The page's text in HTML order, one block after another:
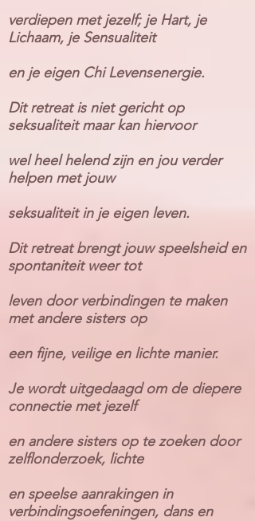
verdiepen met jezelf; je Hart, je
Lichaam, je Sensualiteit
en je eigen Chi Levensenergie.
Dit retreat is niet gericht op
seksualiteit maar kan hiervoor
wel heelhelend zijn en jou verder
helpen met jouw
seksualiteit in je eigen leven.
Dit retreat brengt jouw speelsheid en
spontaniteit weer tot
leven door verbindingen te maken
met andere sisters op
een fijne, veilige en lichte manier.
Je wordt uitgedaagd om de diepere
connectie met jezelf
en andere sisters op te zoeken door
zelflonderzoek, lichte
en speelse aanrakingen in
verbindingsoefeningen, dans en